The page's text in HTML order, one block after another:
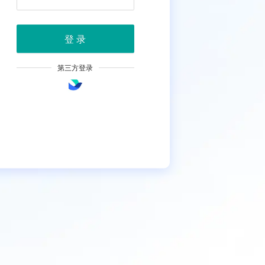
登 录
第三方登录